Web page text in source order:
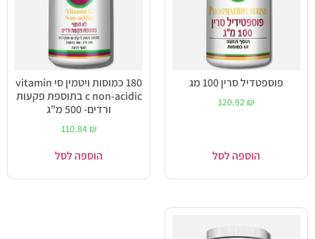
פוספטדיל סרין 100 מג
120.92 ₪
הוספה לסל
180 כמוסות ויטמין סי vitamin
c non-acidic בתוספת פקעות
ורדים- 500 מ"ג
110.84 ₪
הוספה לסל